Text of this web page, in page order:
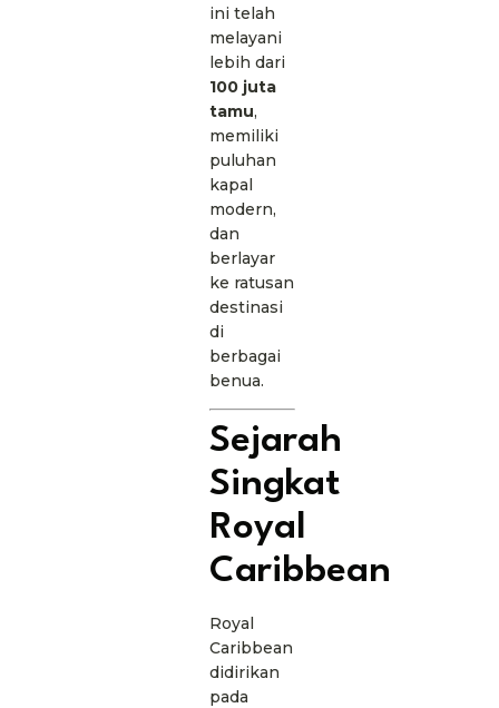
ini telah
melayani
lebih dari
100 juta
tamu,
memiliki
puluhan
kapal
modern,
dan
berlayar
ke ratusan
destinasi
di
berbagai
benua.
Sejarah
Singkat
Royal
Caribbean
Royal
Caribbean
didirikan
pada